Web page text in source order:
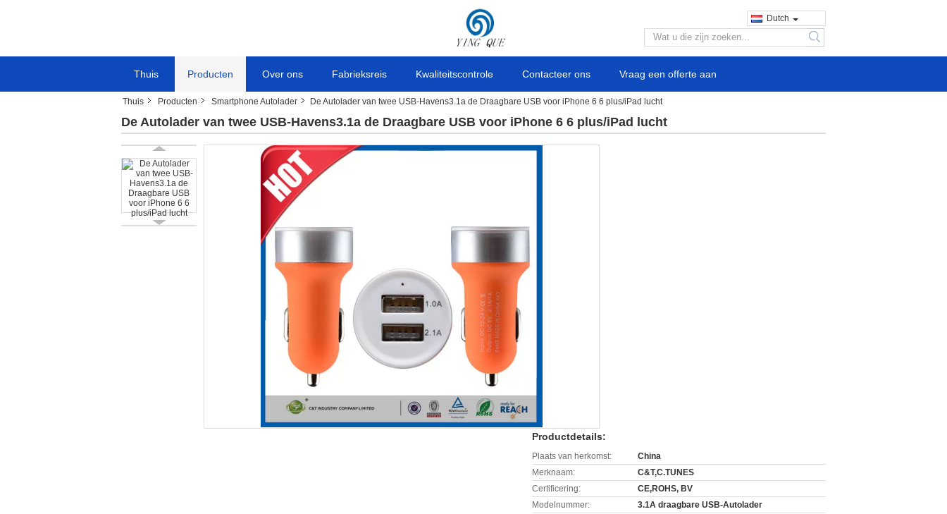
Dutch
search
Thuis Producten Over ons Fabrieksreis Kwaliteitscontrole Contacteer ons Vraag een offerte aan
Thuis Producten Smartphone Autolader De Autolader van twee USB-Havens3.1a de Draagbare USB voor iPhone 6 6 plus/iPad lucht
De Autolader van twee USB-Havens3.1a de Draagbare USB voor iPhone 6 6 plus/iPad lucht
Productdetails:
Plaats van herkomst:
China
Merknaam:
C&T,C.TUNES
Certificering:
CE,ROHS, BV
Modelnummer:
3.1A draagbare USB-Autolader